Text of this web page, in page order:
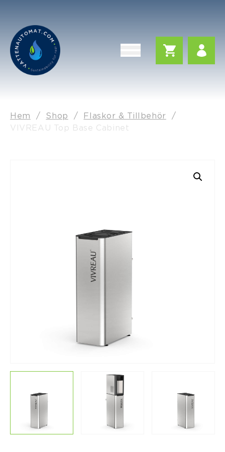
Hem / Shop / Flaskor & Tillbehör
/
VIVREAU Top Base Cabinet